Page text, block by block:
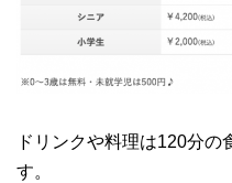
ドリンクや料理は120分の
す。